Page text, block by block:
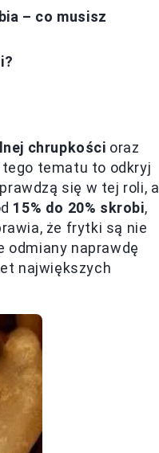
– co musisz
chrupkości oraz
tego tematu to odkryj
się w tej roli, a
15% do 20% skrobi,
że frytki są nie
odmiany naprawdę
największych